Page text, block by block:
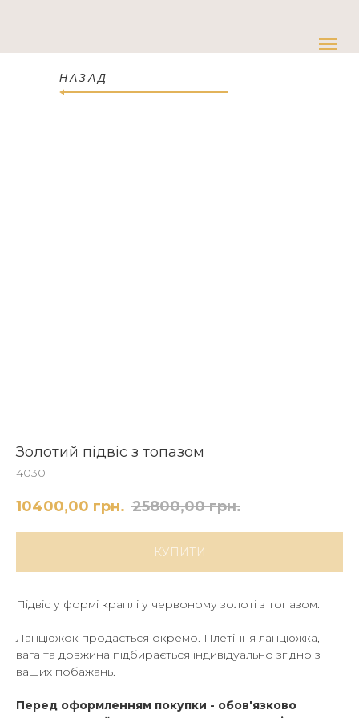
НАЗАД
Золотий підвіс з топазом
4030
10400,00 грн. 25800,00 грн.
КУПИТИ
Підвіс у формі краплі у червоному золоті з топазом.
Ланцюжок продається окремо. Плетіння ланцюжка,
вага та довжина підбирається індивідуально згідно з
ваших побажань.
Перед оформленням покупки - обов'язково